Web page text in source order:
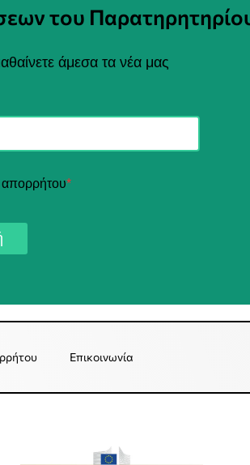
του
άμεσα τα νέα μας
απορρήτου*
Επικοινωνία